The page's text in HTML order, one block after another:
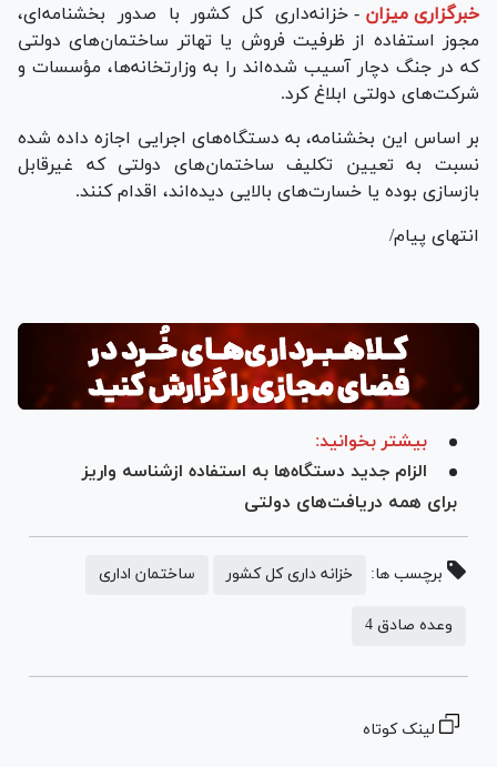
خبرگزاری میزان - خزانه‌داری کل کشور با صدور بخشنامه‌ای،
مجوز استفاده از ظرفیت فروش یا تهاتر ساختمان‌های دولتی
که در جنگ دچار آسیب شده‌اند را به وزارتخانه‌ها، مؤسسات و
شرکت‌های دولتی ابلاغ کرد.
بر اساس این بخشنامه، به دستگاه‌های اجرایی اجازه داده شده
نسبت به تعیین تکلیف ساختمان‌های دولتی که غیرقابل
بازسازی بوده یا خسارت‌های بالایی دیده‌اند، اقدام کنند.
انتهای پیام/
بیشتر بخوانید:
الزام جدید دستگاه‌ها به استفاده ازشناسه واریز
برای همه دریافت‌های دولتی
برچسب ها: خزانه داری کل کشور ساختمان اداری
وعده صادق 4
لینک کوتاه